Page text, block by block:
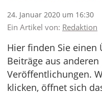
24. Januar 2020 um 16:30
Ein Artikel von: Redaktion
Hier finden Sie einen
Beiträge aus
Veröffentlichungen.
klicken, öffnet sich